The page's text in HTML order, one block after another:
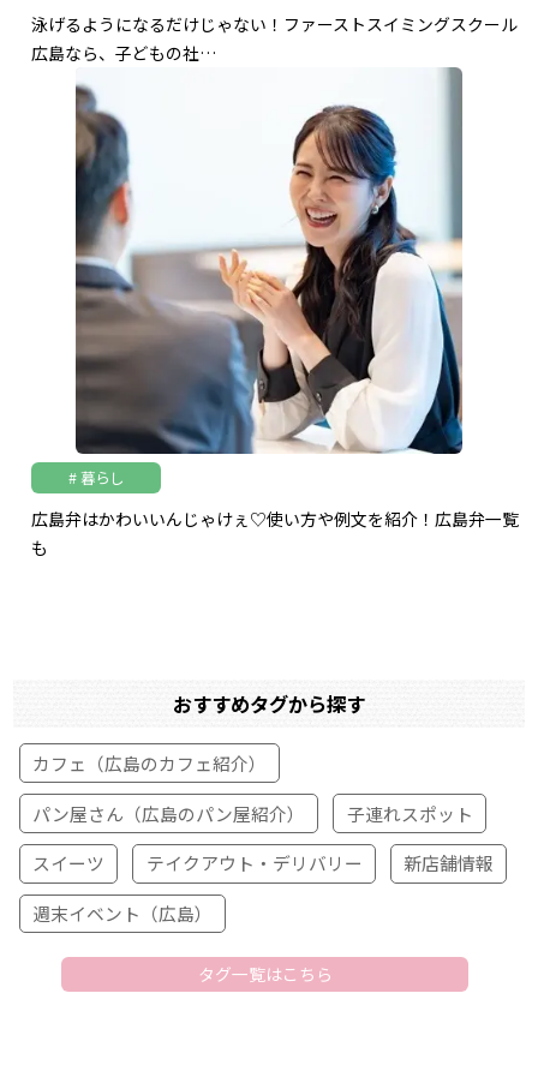
泳げるようになるだけじゃない！ファーストスイミングスクール
広島なら、子どもの社…
暮らし
広島弁はかわいいんじゃけぇ♡使い方や例文を紹介！広島弁一覧
も
おすすめタグから探す
カフェ（広島のカフェ紹介）
パン屋さん（広島のパン屋紹介）
子連れスポット
スイーツ
テイクアウト・デリバリー
新店舗情報
週末イベント（広島）
タグ一覧はこちら